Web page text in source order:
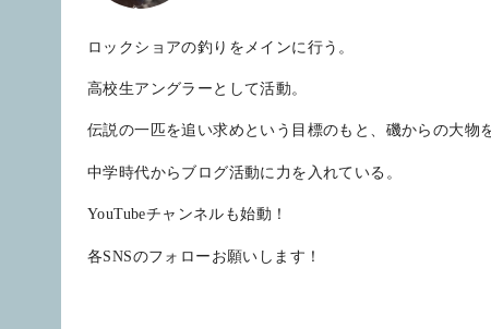
ロックショアの釣りをメインに行う。
高校生アングラーとして活動。
伝説の一匹を追い求めという目標のもと、磯からの大物
中学時代からブログ活動に力を入れている。
YouTubeチャンネルも始動！
各SNSのフォローお願いします！